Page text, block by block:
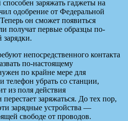
заряжать гаджеты на
одобрение от Федеральной
он сможет появиться
получат первые образцы по-
зарядки.
непосредственного контакта
по-настоящему
по крайне мере для
телефон убрать со станции,
из поля действия
заряжаться. До тех пор,
зарядные устройства —
свободе от проводов.